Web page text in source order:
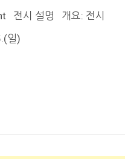
전시 설명 개요: 전시
일)